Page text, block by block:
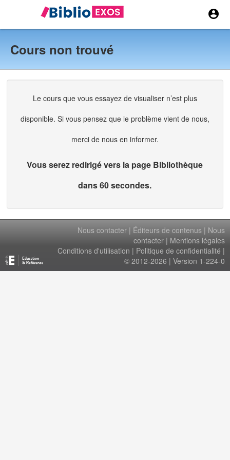

Cours non trouvé
Le cours que vous essayez de visualiser n’est plus
disponible. Si vous pensez que le problème vient de nous,
merci de nous en informer.
Vous serez redirigé vers la page Bibliothèque
dans 60 secondes.
Nous contacter | Éditeurs de contenus | Nous
contacter | Mentions légales
Conditions d'utilisation | Politique de confidentialité |
© 2012-2026 | Version 1-224-0